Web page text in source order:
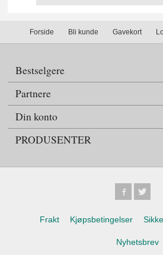
Forside Bli kunde Gavekort
Bestselgere
Partnere
Din konto
PRODUSENTER
Frakt Kjøpsbetingelser
Nyhetsbrev